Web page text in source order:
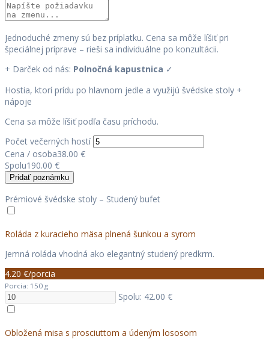
Jednoduché zmeny sú bez príplatku. Cena sa môže líšiť pri
špeciálnej príprave – rieši sa individuálne po konzultácii.
+ Darček od nás: Polnočná kapustnica ✓
Hostia, ktorí prídu po hlavnom jedle a využijú švédske stoly +
nápoje
Cena sa môže líšiť podľa času príchodu.
Počet večerných hostí
Cena / osoba38.00 €
Spolu190.00 €
Pridať poznámku
Prémiové švédske stoly – Studený bufet
Roláda z kuracieho mäsa plnená šunkou a syrom
Jemná roláda vhodná ako elegantný studený predkrm.
4.20 €/porcia
Porcia: 150 g
Spolu: 42.00 €
Obložená misa s prosciuttom a údeným lososom